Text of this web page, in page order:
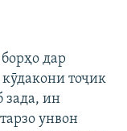
борҳо дар
тоҷик
зада, ин
унвон